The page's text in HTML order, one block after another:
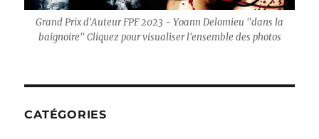
Grand Prix d'Auteur FPF 2023 - Yoann Delomieu "dans la
baignoire" Cliquez pour visualiser l'ensemble des photos
CATÉGORIES